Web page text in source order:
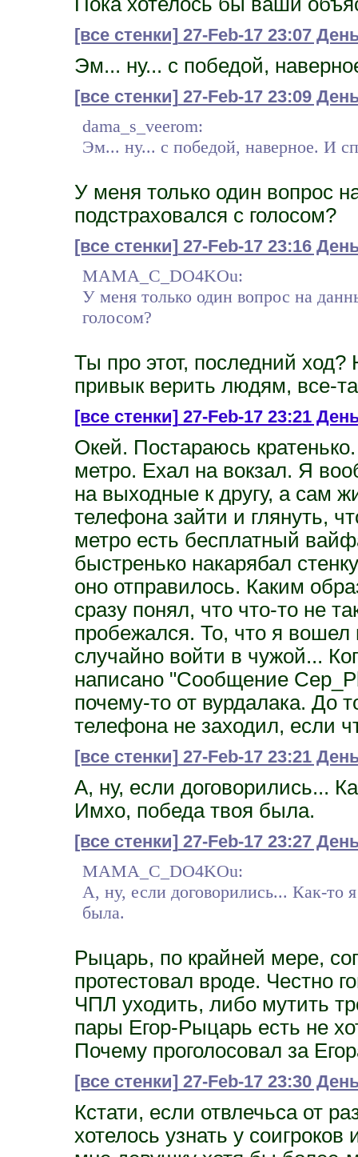
[все стенки] 27-Feb-17 23:07
Эм... ну... с победой,
[все стенки] 27-Feb-17 23:09
dama_s_veerom:
Эм... ну... с победой, наверное. И
У меня только один вопрос
подстраховался с голосом?
[все стенки] 27-Feb-17 23:16
MAMA_C_DO4KOu:
У меня только один вопрос на
голосом?
Ты про этот, последний
привык верить людям, все-
[все стенки]27-Feb-17 23:21
Окей. Постараюсь
метро. Ехал на вокзал. Я
на выходные к другу, а сам
телефона зайти и глянуть,
метро есть бесплатный
быстренько накарябал
оно отправилось. Каким
сразу понял, что что-то не
пробежался. То, что я вошел
случайно войти в чужой...
написано "Сообщение
почему-то от вурдалака. До
телефона не заходил, если
[все стенки] 27-Feb-17 23:21
А, ну, если договорились...
Имхо, победа твоя была.
[все стенки] 27-Feb-17 23:27
MAMA_C_DO4KOu:
А, ну, если договорились... Как-то
была.
Рыцарь, по крайней мере,
протестовал вроде. Честно
ЧПЛ уходить, либо мутить
пары Егор-Рыцарь есть не
Почему проголосовал за
[все стенки] 27-Feb-17 23:30
Кстати, если отвлечьса от
хотелось узнать у